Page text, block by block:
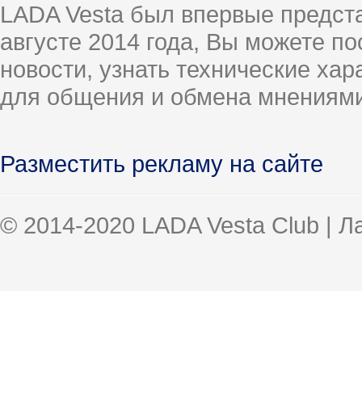
LADA Vesta был впервые
августе 2014 года, Вы можете
новости, узнать технические
для общения и обмена
Разместить рекламу на сайте
© 2014-2020 LADA Vesta Club |